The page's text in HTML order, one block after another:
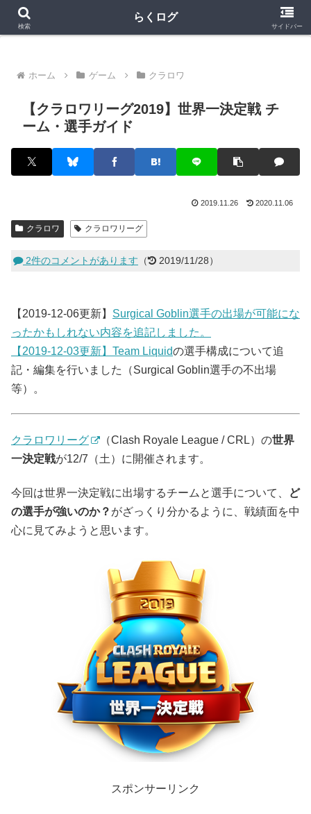
クラロワ クラロワリーグ プロスピA
ホーム ゲーム クラロワ
【クラロワリーグ2019】世界一決定戦 チ
ーム・選手ガイド
2019.11.26 2020.11.06
クラロワ クラロワリーグ
2件のコメントがあります （ 2019/11/28）
【2019-12-06更新】 Surgical Goblin選手の出場が可能にな
ったかもしれない内容を追記しました。
【2019-12-03更新】 Team Liquidの選手構成について追
記・編集を行いました（Surgical Goblin選手の不出場
等）。
クラロワリーグ （Clash Royale League / CRL）の世界
一決定戦が12/7（土）に開催されます。
今回は世界一決定戦に出場するチームと選手について、
ど
の選手が強いのか？ がざっくり分かるように、戦績面を中
心に見てみようと思います。
スポンサーリンク
検索
らくログ
サイドバー